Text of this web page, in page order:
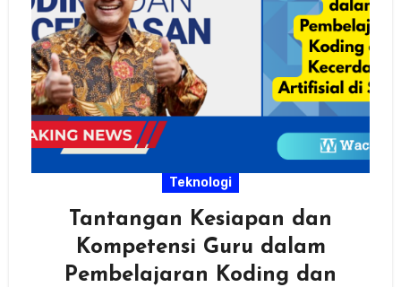
Teknologi
Tantangan Kesiapan dan
Kompetensi Guru dalam
Pembelajaran Koding dan